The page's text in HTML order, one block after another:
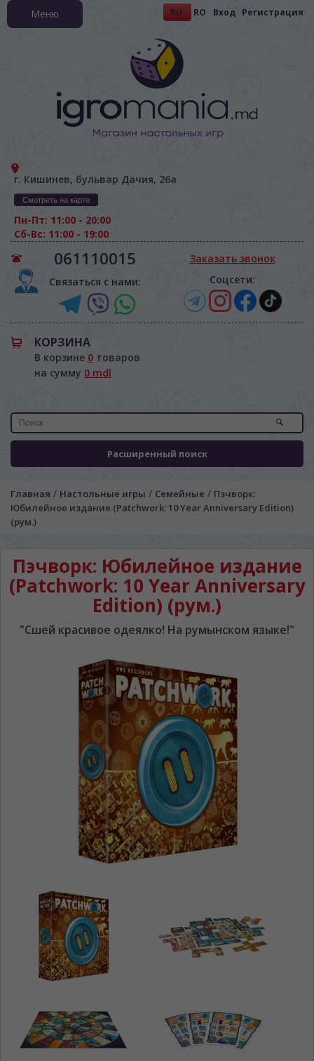
RU RO Вход Регистрация
г. Кишинев, бульвар Дачия, 26а
Смотреть на карте
Пн-Пт: 11:00 - 20:00
Сб-Вс: 11:00 - 19:00
061110015
Связаться с нами:
Заказать звонок
Соцсети:
КОРЗИНА
В корзине 0 товаров
на сумму 0 mdl
Расширенный поиск
Меню
Главная / Настольные игры / Семейные / Пэчворк:
Юбилейное издание (Patchwork: 10 Year Anniversary Edition)
(рум.)
Пэчворк: Юбилейное издание
(Patchwork: 10 Year Anniversary
Edition) (рум.)
"Сшей красивое одеялко! На румынском языке!"